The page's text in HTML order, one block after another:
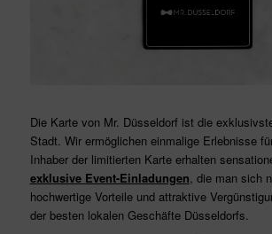
Die Karte von Mr. Düsseldorf ist die
Stadt. Wir ermöglichen einmalige Erlebnisse
Inhaber der limitierten Karte erhalten
exklusive Event-Einladungen, die man sich
hochwertige Vorteile und attraktive
der besten lokalen Geschäfte Düsseldorfs.